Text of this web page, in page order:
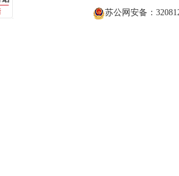
苏公网安备：